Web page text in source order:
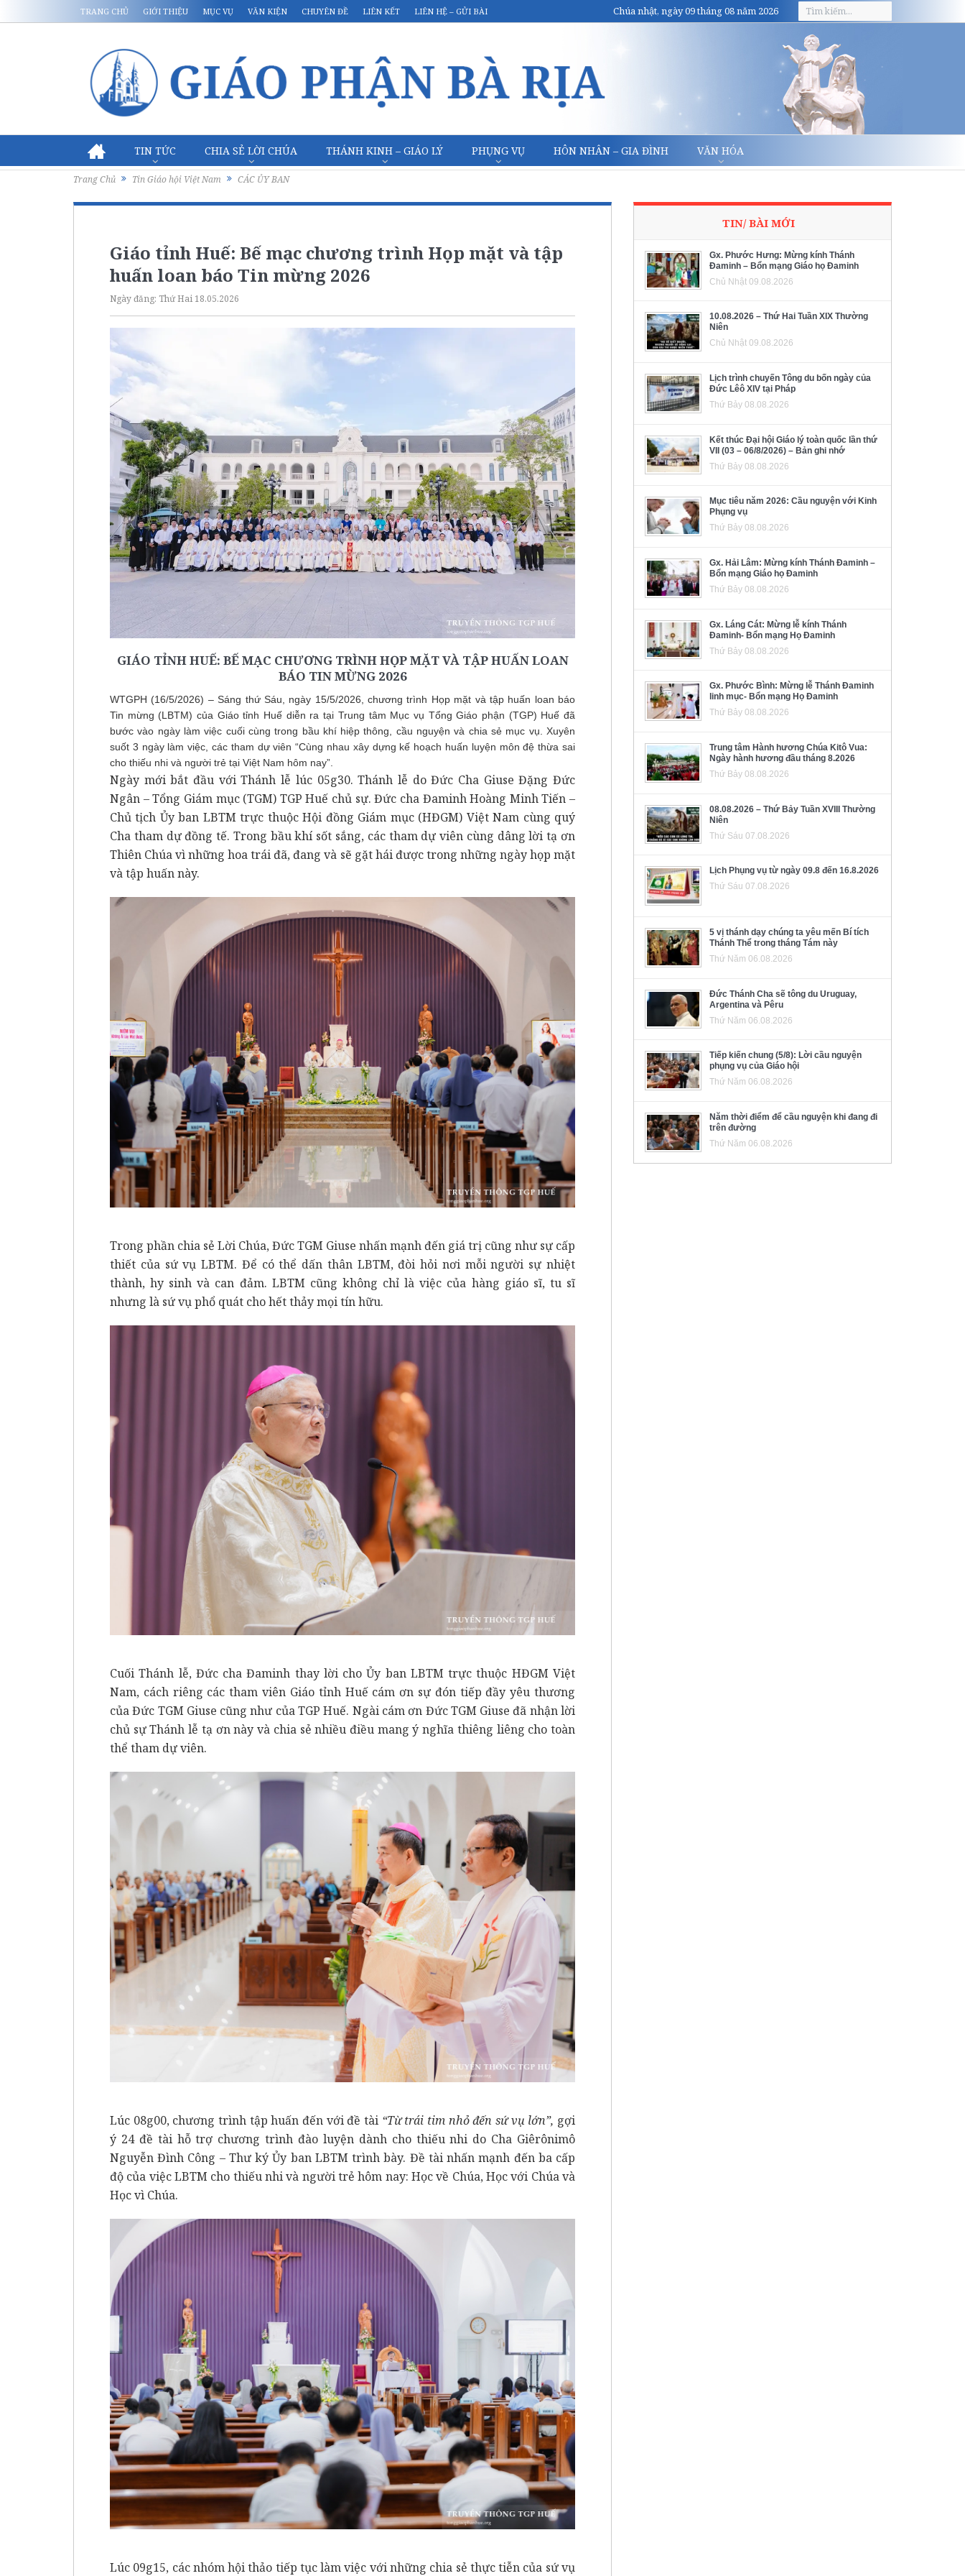
TRANG CHỦ GIỚI THIỆU MỤC VỤ VĂN KIỆN CHUYÊN ĐỀ LIÊN KẾT LIÊN HỆ – GỬI BÀI Chúa nhật, ngày 09 tháng 08 năm 2026
TIN TỨC CHIA SẺ LỜI CHÚA THÁNH KINH – GIÁO LÝ PHỤNG VỤ HÔN NHÂN – GIA ĐÌNH VĂN HÓA
Trang Chủ Tin Giáo hội Việt Nam CÁC ỦY BAN
Giáo tỉnh Huế: Bế mạc chương trình Họp mặt và tập
huấn loan báo Tin mừng 2026
Ngày đăng: Thứ Hai 18.05.2026
GIÁO TỈNH HUẾ: BẾ MẠC CHƯƠNG TRÌNH HỌP MẶT VÀ TẬP HUẤN LOAN
BÁO TIN MỪNG 2026
WTGPH (16/5/2026) – Sáng thứ Sáu, ngày 15/5/2026, chương trình Họp mặt và tập huấn loan báo
Tin mừng (LBTM) của Giáo tỉnh Huế diễn ra tại Trung tâm Mục vụ Tổng Giáo phận (TGP) Huế đã
bước vào ngày làm việc cuối cùng trong bầu khí hiệp thông, cầu nguyện và chia sẻ mục vụ. Xuyên
suốt 3 ngày làm việc, các tham dự viên “Cùng nhau xây dựng kế hoạch huấn luyện môn đệ thừa sai
cho thiếu nhi và người trẻ tại Việt Nam hôm nay”.
Ngày mới bắt đầu với Thánh lễ lúc 05g30. Thánh lễ do Đức Cha Giuse Đặng Đức
Ngân – Tổng Giám mục (TGM) TGP Huế chủ sự. Đức cha Đaminh Hoàng Minh Tiến –
Chủ tịch Ủy ban LBTM trực thuộc Hội đồng Giám mục (HĐGM) Việt Nam cùng quý
Cha tham dự đồng tế. Trong bầu khí sốt sắng, các tham dự viên cùng dâng lời tạ ơn
Thiên Chúa vì những hoa trái đã, đang và sẽ gặt hái được trong những ngày họp mặt
và tập huấn này.
Trong phần chia sẻ Lời Chúa, Đức TGM Giuse nhấn mạnh đến giá trị cũng như sự cấp
thiết của sứ vụ LBTM. Để có thể dấn thân LBTM, đòi hỏi nơi mỗi người sự nhiệt
thành, hy sinh và can đảm. LBTM cũng không chỉ là việc của hàng giáo sĩ, tu sĩ
nhưng là sứ vụ phổ quát cho hết thảy mọi tín hữu.
Cuối Thánh lễ, Đức cha Đaminh thay lời cho Ủy ban LBTM trực thuộc HĐGM Việt
Nam, cách riêng các tham viên Giáo tỉnh Huế cám ơn sự đón tiếp đầy yêu thương
của Đức TGM Giuse cũng như của TGP Huế. Ngài cám ơn Đức TGM Giuse đã nhận lời
chủ sự Thánh lễ tạ ơn này và chia sẻ nhiều điều mang ý nghĩa thiêng liêng cho toàn
thể tham dự viên.
Lúc 08g00, chương trình tập huấn đến với đề tài “Từ trái tim nhỏ đến sứ vụ lớn”, gợi
ý 24 đề tài hỗ trợ chương trình đào luyện dành cho thiếu nhi do Cha Giêrônimô
Nguyễn Đình Công – Thư ký Ủy ban LBTM trình bày. Đề tài nhấn mạnh đến ba cấp
độ của việc LBTM cho thiếu nhi và người trẻ hôm nay: Học về Chúa, Học với Chúa và
Học vì Chúa.
Lúc 09g15, các nhóm hội thảo tiếp tục làm việc với những chia sẻ thực tiễn của sứ vụ
TIN/ BÀI MỚI
Gx. Phước Hưng: Mừng kính Thánh
Đaminh – Bổn mạng Giáo họ Đaminh
Chủ Nhật 09.08.2026
10.08.2026 – Thứ Hai Tuần XIX Thường
Niên
Chủ Nhật 09.08.2026
Lịch trình chuyến Tông du bốn ngày của
Đức Lêô XIV tại Pháp
Thứ Bảy 08.08.2026
Kết thúc Đại hội Giáo lý toàn quốc lần thứ
VII (03 – 06/8/2026) – Bản ghi nhớ
Thứ Bảy 08.08.2026
Mục tiêu năm 2026: Cầu nguyện với Kinh
Phụng vụ
Thứ Bảy 08.08.2026
Gx. Hải Lâm: Mừng kính Thánh Đaminh –
Bổn mạng Giáo họ Đaminh
Thứ Bảy 08.08.2026
Gx. Láng Cát: Mừng lễ kính Thánh
Đaminh- Bổn mạng Họ Đaminh
Thứ Bảy 08.08.2026
Gx. Phước Bình: Mừng lễ Thánh Đaminh
linh mục- Bổn mạng Họ Đaminh
Thứ Bảy 08.08.2026
Trung tâm Hành hương Chúa Kitô Vua:
Ngày hành hương đầu tháng 8.2026
Thứ Bảy 08.08.2026
08.08.2026 – Thứ Bảy Tuần XVIII Thường
Niên
Thứ Sáu 07.08.2026
Lịch Phụng vụ từ ngày 09.8 đến 16.8.2026
Thứ Sáu 07.08.2026
5 vị thánh dạy chúng ta yêu mến Bí tích
Thánh Thể trong tháng Tám này
Thứ Năm 06.08.2026
Đức Thánh Cha sẽ tông du Uruguay,
Argentina và Pêru
Thứ Năm 06.08.2026
Tiếp kiến chung (5/8): Lời cầu nguyện
phụng vụ của Giáo hội
Thứ Năm 06.08.2026
Năm thời điểm để cầu nguyện khi đang đi
trên đường
Thứ Năm 06.08.2026